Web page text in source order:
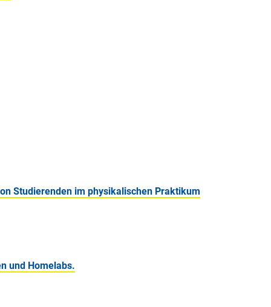
Studierenden im physikalischen Praktikum
und Homelabs.